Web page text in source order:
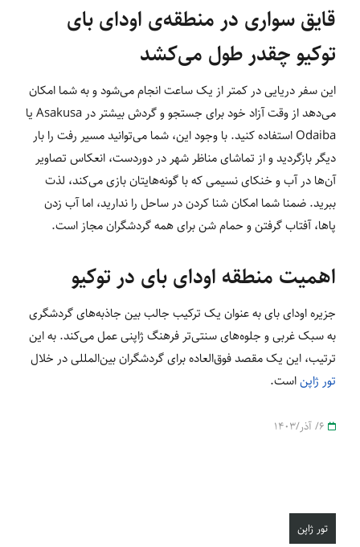
قایق سواری در منطقه‌ی اودای بای
توکیو چقدر طول می‌کشد
این سفر دریایی در کمتر از یک ساعت انجام می‌شود و به شما امکان
می‌دهد از وقت آزاد خود برای جستجو و گردش بیشتر در Asakusa یا
Odaiba استفاده کنید. با وجود این، شما می‌توانید مسیر رفت را بار
دیگر بازگردید و از تماشای مناظر شهر در دوردست، انعکاس تصاویر
آن‌ها در آب و خنکای نسیمی که با گونه‌هایتان بازی می‌کند، لذت
ببرید. ضمنا شما امکان شنا کردن در ساحل را ندارید، اما آب زدن
پاها، آفتاب گرفتن و حمام شن برای همه گردشگران مجاز است.
اهمیت منطقه اودای بای در توکیو
جزیره اودای بای به عنوان یک ترکیب جالب بین جاذبه‌های گردشگری
به سبک غربی و جلوه‌های سنتی‌تر فرهنگ ژاپنی عمل می‌کند. به این
ترتیب، این یک مقصد فوق‌العاده برای گردشگران بین‌المللی در خلال
تور ژاپناست.
تور ژاپن